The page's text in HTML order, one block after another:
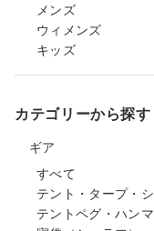
メンズ
ウィメンズ
キッズ
カテゴリーから探す
ギア
すべて
テント・タープ・
テントペグ・ハン